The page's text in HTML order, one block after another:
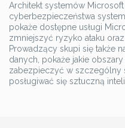
Architekt systemów
cyberbezpieczeństwa
pokaże dostępne usługi
zmniejszyć ryzyko ataku
Prowadzący skupi się także
danych, pokaże jakie
zabezpieczyć w szczególny
posługiwać się sztuczną